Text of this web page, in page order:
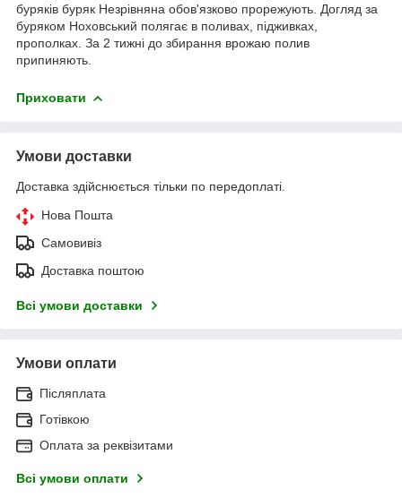
буряків буряк Незрівняна обов'язково прорежують. Догляд за
буряком Ноховський полягає в поливах, підживках,
прополках. За 2 тижні до збирання врожаю полив
припиняють.
Приховати
Умови доставки
Доставка здійснюється тільки по передоплаті.
Нова Пошта
Самовивіз
Доставка поштою
Всі умови доставки
Умови оплати
Післяплата
Готівкою
Оплата за реквізитами
Всі умови оплати